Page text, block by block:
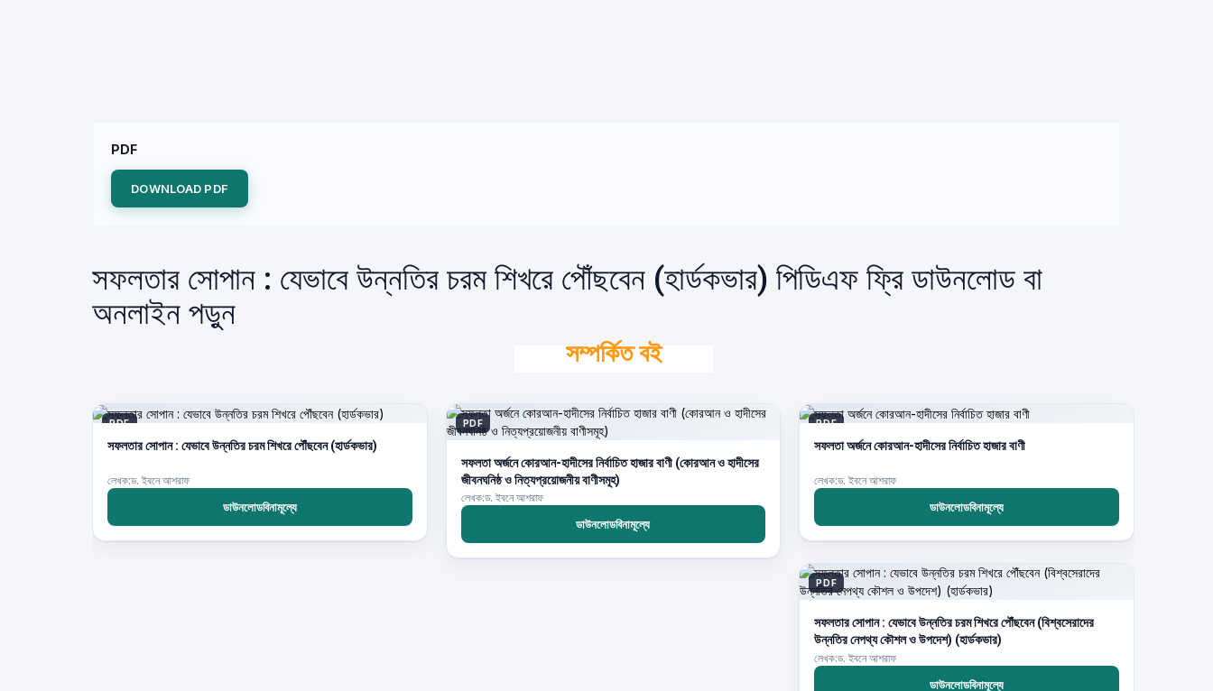
PDF
DOWNLOAD PDF
সফলতার সোপান : যেভাবে উন্নতির চরম শিখরে পৌঁছবেন (হার্ডকভার) পিডিএফ ফ্রি ডাউনলোড বা
অনলাইন পড়ুন
সম্পর্কিত বই
PDF
সফলতার সোপান : যেভাবে উন্নতির চরম শিখরে পৌঁছবেন (হার্ডকভার)
লেখক:ড. ইবনে আশরাফ
ডাউনলোডবিনামূল্যে
PDF
সফলতা অর্জনে কোরআন-হাদীসের নির্বাচিত হাজার বাণী (কোরআন ও হাদীসের
জীবনঘনিষ্ঠ ও নিত্যপ্রয়োজনীয় বাণীসমূহ)
লেখক:ড. ইবনে আশরাফ
ডাউনলোডবিনামূল্যে
PDF
সফলতা অর্জনে কোরআন-হাদীসের নির্বাচিত হাজার বাণী
লেখক:ড. ইবনে আশরাফ
ডাউনলোডবিনামূল্যে
PDF
সফলতার সোপান : যেভাবে উন্নতির চরম শিখরে পৌঁছবেন (বিশ্বসেরাদের
উন্নতির নেপথ্য কৌশল ও উপদেশ) (হার্ডকভার)
লেখক:ড. ইবনে আশরাফ
ডাউনলোডবিনামূল্যে